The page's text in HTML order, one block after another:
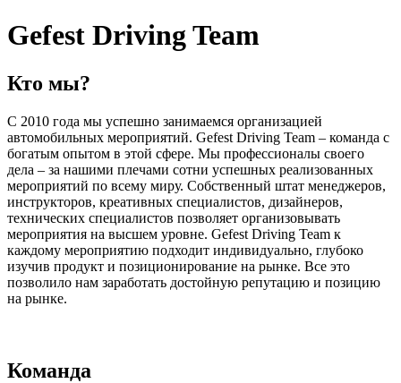
Gefest Driving Team
Кто мы?
С 2010 года мы успешно занимаемся организацией
автомобильных мероприятий. Gefest Driving Team – команда с
богатым опытом в этой сфере. Мы профессионалы своего
дела – за нашими плечами сотни успешных реализованных
мероприятий по всему миру. Собственный штат менеджеров,
инструкторов, креативных специалистов, дизайнеров,
технических специалистов позволяет организовывать
мероприятия на высшем уровне. Gefest Driving Team к
каждому мероприятию подходит индивидуально, глубоко
изучив продукт и позиционирование на рынке. Все это
позволило нам заработать достойную репутацию и позицию
на рынке.
Команда